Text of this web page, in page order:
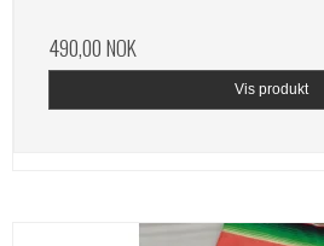
490,00 NOK
Vis produkt